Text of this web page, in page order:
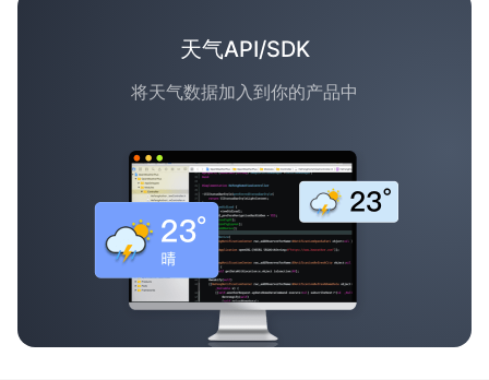
天气API/SDK
将天气数据加入到你的产品中